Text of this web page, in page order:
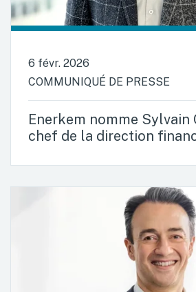
6 févr. 2026
COMMUNIQUÉ DE PRESSE
Enerkem nomme Sylvain
chef de la direction